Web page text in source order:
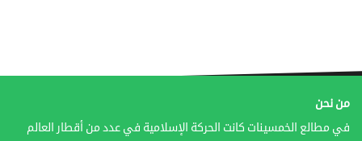
من نحن
في مطالع الخمسينات كانت الحركة الإسلامية في عدد من أقطار العالم